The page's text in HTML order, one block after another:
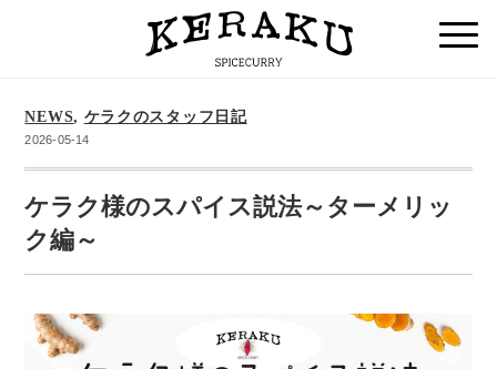
NEWS, ケラクのスタッフ日記
2026-05-14
ケラク様のスパイス説法～ターメリッ
ク編～